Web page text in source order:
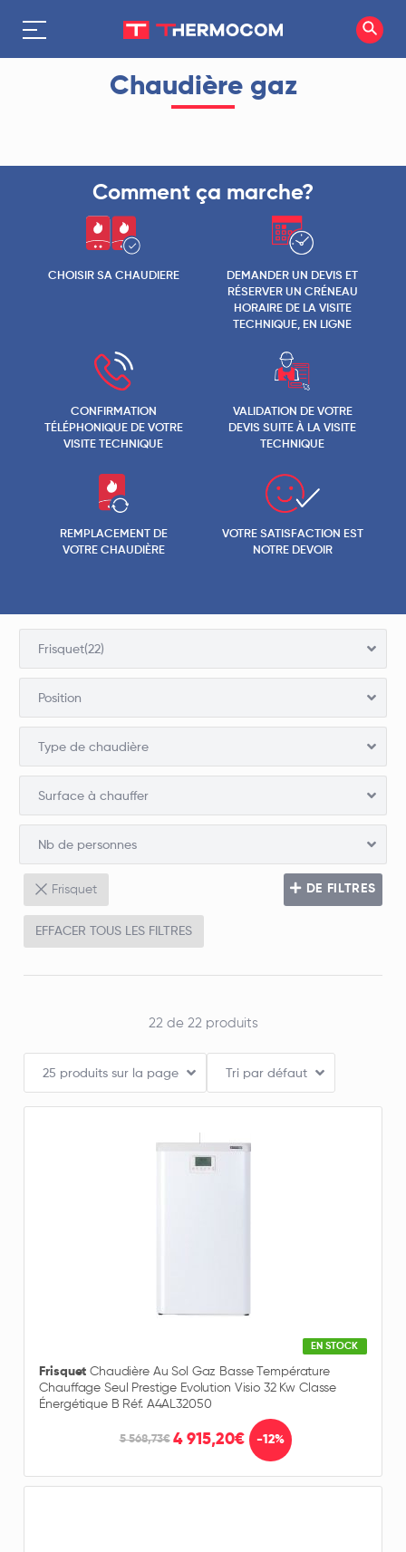
Chaudière gaz
Comment ça marche?
CHOISIR SA CHAUDIERE
DEMANDER UN DEVIS ET
RÉSERVER UN CRÉNEAU
HORAIRE DE LA VISITE
TECHNIQUE, EN LIGNE
CONFIRMATION
TÉLÉPHONIQUE DE VOTRE
VISITE TECHNIQUE
VALIDATION DE VOTRE
DEVIS SUITE À LA VISITE
TECHNIQUE
REMPLACEMENT DE
VOTRE CHAUDIÈRE
VOTRE SATISFACTION EST
NOTRE DEVOIR
Frisquet(22)
Position
Type de chaudière
Surface à chauffer
Nb de personnes
Douche/bain
Frisquet
EFFACER TOUS LES FILTRES
DE FILTRES
22 de 22 produits
25 produits sur la page Tri par défaut
EN STOCK
Frisquet Chaudière Au Sol Gaz Basse Température
Chauffage Seul Prestige Evolution Visio 32 Kw Classe
Énergétique B Réf. A4AL32050
5 568,73€ 4 915,20€ -12%